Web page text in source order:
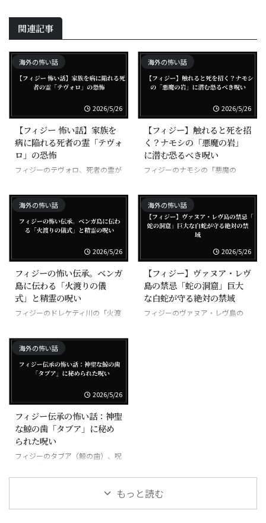
関連記事
海外の怖い話
2026/5/26
【フィジー 怖い話】家族を
病に陥れる死者の霊「テヴォ
ロ」の恐怖
フィジーのテヴォロ、死者の霊が
海外の怖い話
2026/5/26
【フィジー】触れると死を招
く？ナモシの「悪魔の岩」
に潜む恐るべき呪い
フィジーのナモシの「悪魔の
る呪われた岩
海外の怖い話
2026/5/26
フィジーの怖い伝承。ベンガ
島に伝わる「火渡りの儀
式」と精霊の呪い
フィジーのドレケティ川の「火渡
く超自然の力
海外の怖い話
2026/5/26
【フィジー】ヴァヌア・レヴ
島の禁忌「蛇の洞窟」巨大
な白蛇が守る絶対の禁域
フィジーのヴァヌア・レヴ島の
海外の怖い話
2026/5/26
フィジー伝承の怖い話：神聖
な鯨の歯「タブア」に秘め
られた呪い
フィジーのタブア（鯨の歯）、呪
もっと読む